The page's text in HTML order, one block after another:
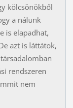
kölcsönökből
a nálunk
is elapadhat,
azt is láttátok,
rendszeren
nem